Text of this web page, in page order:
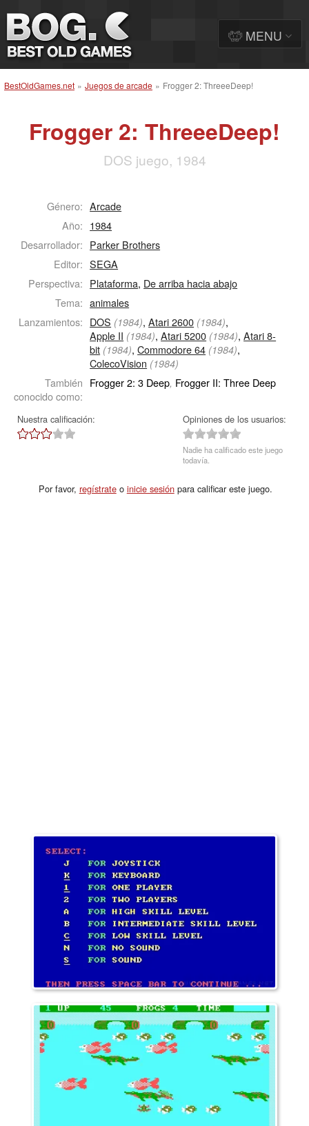
BestOldGames.net » Juegos de arcade » Frogger 2: ThreeeDeep!
Frogger 2: ThreeeDeep!
DOS juego, 1984
Género: Arcade
Año: 1984
Desarrollador: Parker Brothers
Editor: SEGA
Perspectiva: Plataforma, De arriba hacia abajo
Tema: animales
Lanzamientos: DOS (1984),Atari 2600 (1984),
Apple II (1984),Atari 5200 (1984),Atari 8-
bit (1984),Commodore 64 (1984),
ColecoVision (1984)
También
conocido como:
Frogger 2: 3 Deep, Frogger II: Three Deep
Nuestra calificación: Opiniones de los usuarios:
Nadie ha calificado este juego
todavía.
Por favor, regístrateo inicie sesiónpara calificar este juego.
MENU